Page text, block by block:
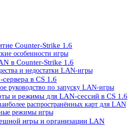
Counter-Strike 1.6
особенности игры
в Counter-Strike 1.6
и недостатки LAN-игры
в CS 1.6
руководство по запуску LAN-игры
и режимы для LAN-сессий в CS 1.6
распространённых карт для LAN
режимы игры
игры и организации LAN